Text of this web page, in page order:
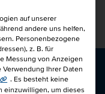
auf unserer
andere uns helfen,
Personenbezogene
z. B. für
Messung von Anzeigen
Ihrer Daten
. Es besteht keine
einzuwilligen, um dieses